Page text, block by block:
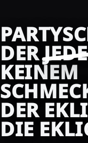
DER
KEINEM
DER
DIE